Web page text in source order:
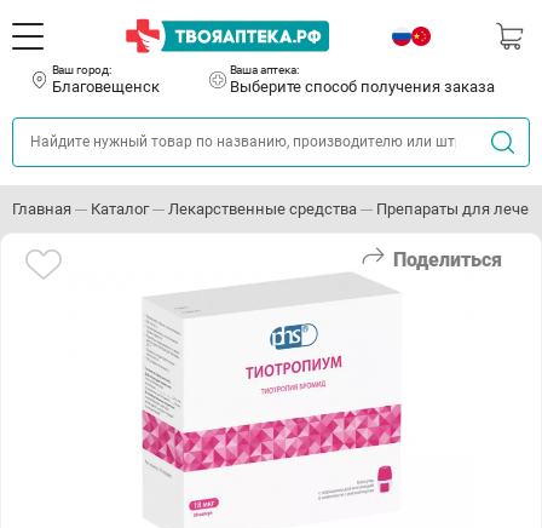
Ваш город:
Благовещенск
Ваша аптека:
Выберите способ получения заказа
Главная Каталог Лекарственные средства Препараты для
Поделиться